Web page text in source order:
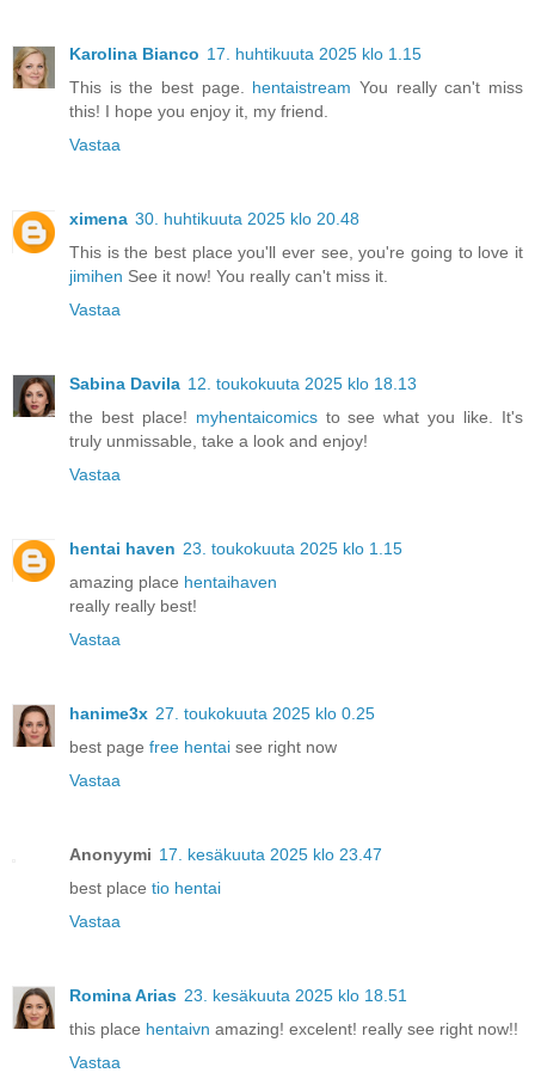
Karolina Bianco 17. huhtikuuta 2025 klo 1.15
This is the best page. hentaistream You really can't miss
this! I hope you enjoy it, my friend.
Vastaa
ximena 30. huhtikuuta 2025 klo 20.48
This is the best place you'll ever see, you're going to love it
jimihen See it now! You really can't miss it.
Vastaa
Sabina Davila 12. toukokuuta 2025 klo 18.13
the best place! myhentaicomicsto see what you like. It's
truly unmissable, take a look and enjoy!
Vastaa
hentai haven 23. toukokuuta 2025 klo 1.15
amazing place hentaihaven
really really best!
Vastaa
hanime3x 27. toukokuuta 2025 klo 0.25
best page free hentai see right now
Vastaa
Anonyymi 17. kesäkuuta 2025 klo 23.47
best place tio hentai
Vastaa
Romina Arias 23. kesäkuuta 2025 klo 18.51
this place hentaivn amazing! excelent! really see right now!!
Vastaa